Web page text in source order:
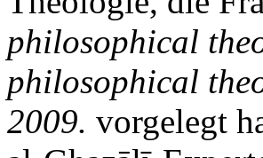
philosophical
philosophical
2009. vorgelegt